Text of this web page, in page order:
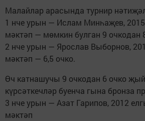
Малайлар арасында турнир
1 нче урын — Ислам Минһаҗев, 2015
мәктәп — мөмкин булган 9 очкодан
2 нче урын — Ярослав Выборнов,
мәктәп — 6,5 очко.
Өч катнашучы 9 очкодан 6 очко
күрсәткечләр буенча гына бронза
3 нче урын — Азат Гарипов, 2012
мәктәп